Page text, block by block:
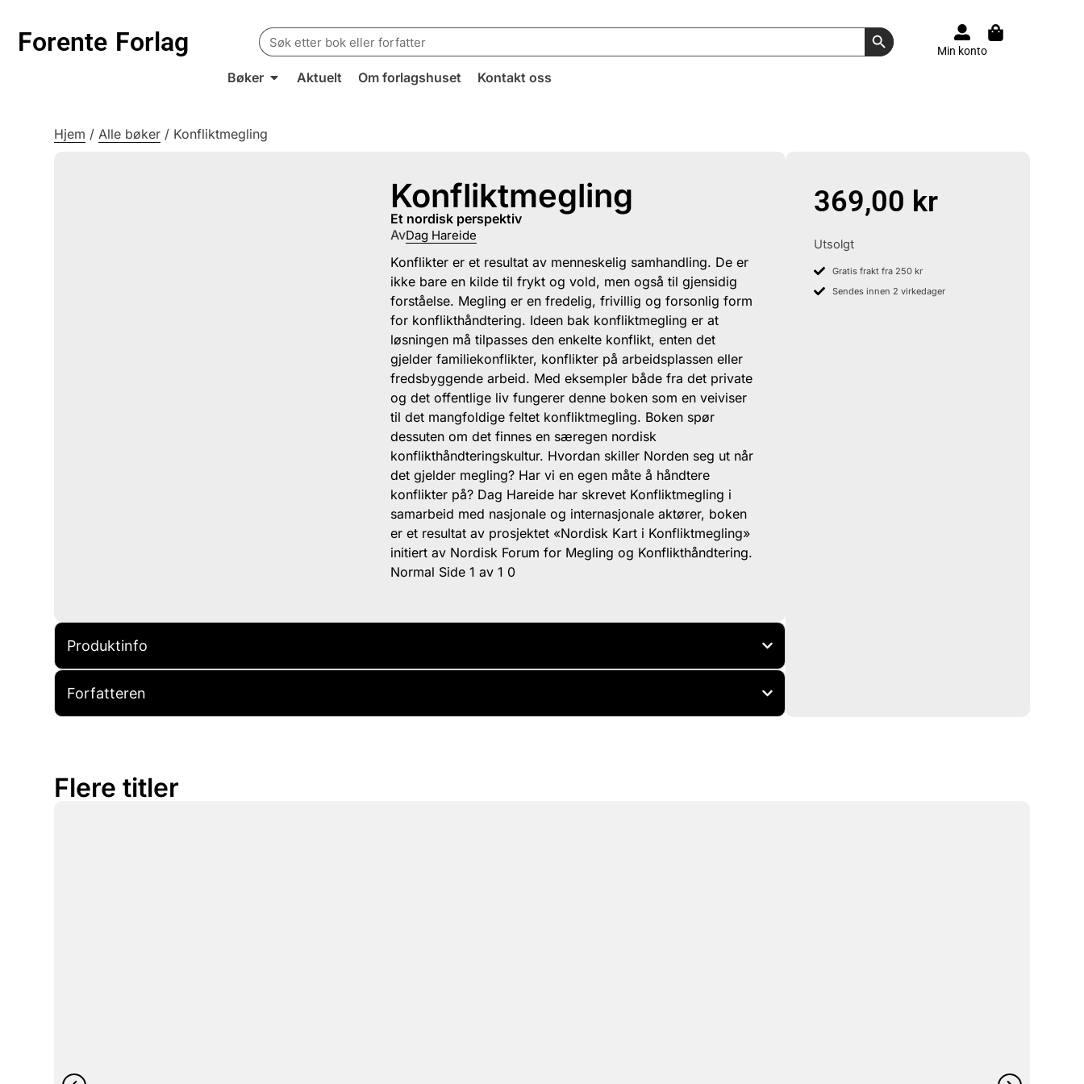
Forente Forlag
Search
for:
Search Button
Min konto
Bøker Aktuelt Om forlagshuset Kontakt oss
Hjem /Alle bøker / Konfliktmegling
Konfliktmegling
et nordisk perspektiv
AvDag Hareide
Konflikter er et resultat av menneskelig samhandling. De er
ikke bare en kilde til frykt og vold, men også til gjensidig
forståelse. Megling er en fredelig, frivillig og forsonlig form
for konflikthåndtering. Ideen bak konfliktmegling er at
løsningen må tilpasses den enkelte konflikt, enten det
gjelder familiekonflikter, konflikter på arbeidsplassen eller
fredsbyggende arbeid. Med eksempler både fra det private
og det offentlige liv fungerer denne boken som en veiviser
til det mangfoldige feltet konfliktmegling. Boken spør
dessuten om det finnes en særegen nordisk
konflikthåndteringskultur. Hvordan skiller Norden seg ut når
det gjelder megling? Har vi en egen måte å håndtere
konflikter på? Dag Hareide har skrevet Konfliktmegling i
samarbeid med nasjonale og internasjonale aktører, boken
er et resultat av prosjektet «Nordisk Kart i Konfliktmegling»
initiert av Nordisk Forum for Megling og Konflikthåndtering.
Normal Side 1 av 1 0
Produktinfo
Forfatteren
369,00 kr
Utsolgt
Gratis frakt fra 250 kr
Sendes innen 2 virkedager
Flere titler